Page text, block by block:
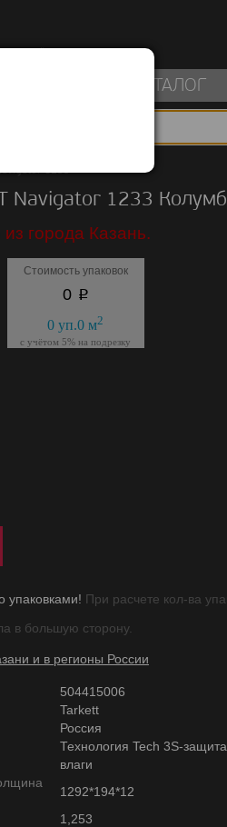
КАТАЛОГ
1233
Navigator 1233 Колумб
города Казань.
Стоимость упаковок
0 p
0 уп.0 м2
с учётом 5% на подрезку
упаковками! При расчете кол-ва
в большую сторону.
и в регионы России
504415006
Tarkett
Россия
Технология Tech 3S-
влаги
1292*194*12
1,253